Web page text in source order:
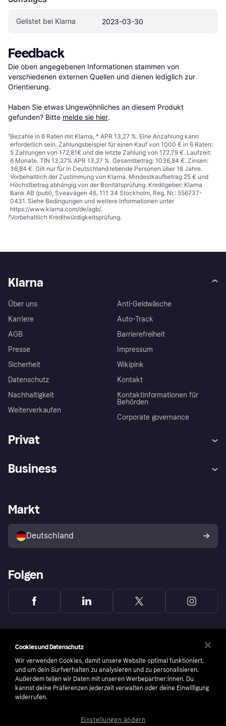
Gelistet bei Klarna 2023-03-30
Feedback
Die oben angegebenen Informationen stammen von
verschiedenen externen Quellen und dienen lediglich zur
Orientierung.
Haben Sie etwas Ungewöhnliches an diesem Produkt
gefunden? Bitte melde sie hier.
¹Bezahle in 6 Raten mit Klarna, * APR 13,27 %. Eine Anzahlung kann
erforderlich sein. Zahlungsbeispiel für einen Kauf von 1000 € in 6 Raten:
5 Zahlungen von 172,81€ und die letzte Zahlung von 172,79 €. Laufzeit:
6 Monate. TIN 13,27% APR 13,27 %. Gesamtbetrag: 1036,84 €. Zinsen:
36,84 €. Gilt nur für in Deutschland lebende Personen über 18 Jahre.
Vorbehaltlich der Zustimmung von Klarna. Mindestkaufbetrag 25 € und
Höchstbetrag abhängig von der Bonitätsprüfung. Kreditgeber: Klarna
Bank AB (publ), Sveavägen 46, 111 34 Stockholm, Reg. Nr.: 556737-
0431. Siehe Bedingungen und weitere Informationen unter
https://www.klarna.com/de/agb/.
²Vorbehaltlich Kreditwürdigkeitsprüfung.
Klarna
Über uns
Karriere
AGB
Presse
Sicherheit
Datenschutz
Nachhaltigkeit
Weiterverkaufen
Anti-Geldwäsche
Auto-Track
Barrierefreiheit
Impressum
Wikipink
Kontakt
Kontaktinformationen für
Behörden
Corporate governance
Privat
Klarna App
Shops entdecken
Käuferschutzrichtlinie
Dein Widerrufsrecht
Business
Händlerportal
Markt
Deutschland
Folgen
Cookies und Datenschutz
Wir verwenden Cookies, damit unsere Website optimal funktioniert,
und um dein Surfverhalten zu analysieren und zu personalisieren.
Außerdem teilen wir Daten mit unseren Werbepartner:innen. Du
kannst deine Präferenzen jederzeit verwalten oder deine Einwilligung
widerrufen.
Einstellungen ändern